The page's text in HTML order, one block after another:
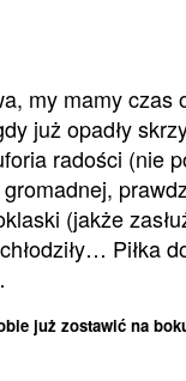
my mamy czas
już opa­dły
rado­ści (nie
(jakże
Piłka
już zosta­wić na